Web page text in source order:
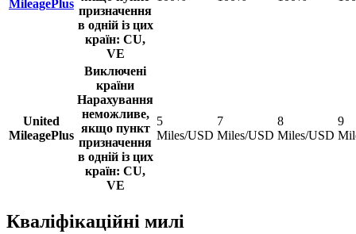
MileagePlus
призначення
в одній із цих
країн: CU,
VE
United
MileagePlus
Виключені
країни
Нарахування
неможливе,
якщо пункт
призначення
в одній із цих
країн: CU,
VE
5
Miles/USD
7
Miles/USD
8
Miles/USD
9
Кваліфікаційні милі